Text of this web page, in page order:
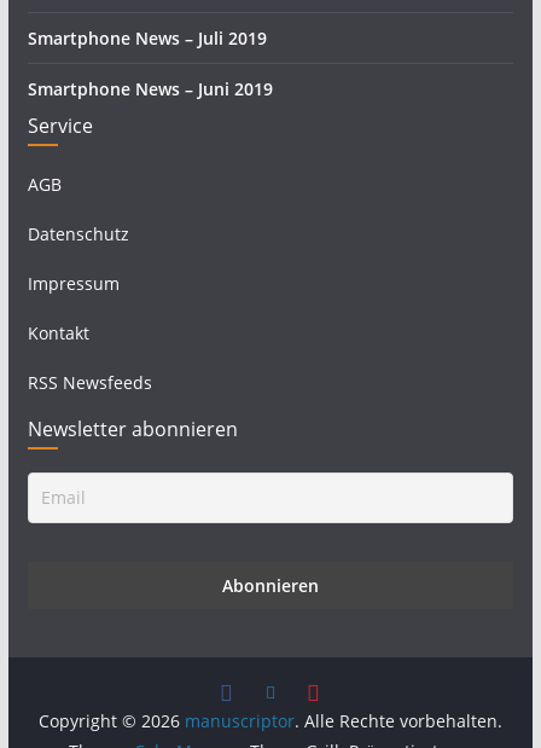
Smartphone News – Juli 2019
Smartphone News – Juni 2019
Service
AGB
Datenschutz
Impressum
Kontakt
RSS Newsfeeds
Newsletter abonnieren
Copyright © 2026 manuscriptor. Alle Rechte vorbehalten.